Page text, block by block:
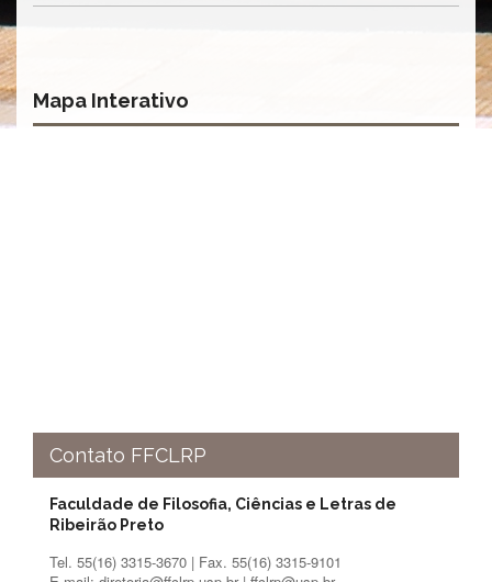
Normativas
Regimento
deliberações
Editais
Mapa Interativo
Contato FFCLRP
Faculdade de Filosofia, Ciências e Letras de
Ribeirão Preto
Tel. 55(16) 3315-3670 | Fax. 55(16) 3315-9101